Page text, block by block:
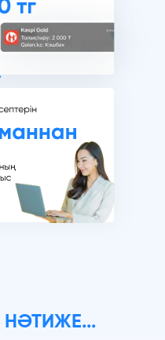
НӘТИЖЕ...